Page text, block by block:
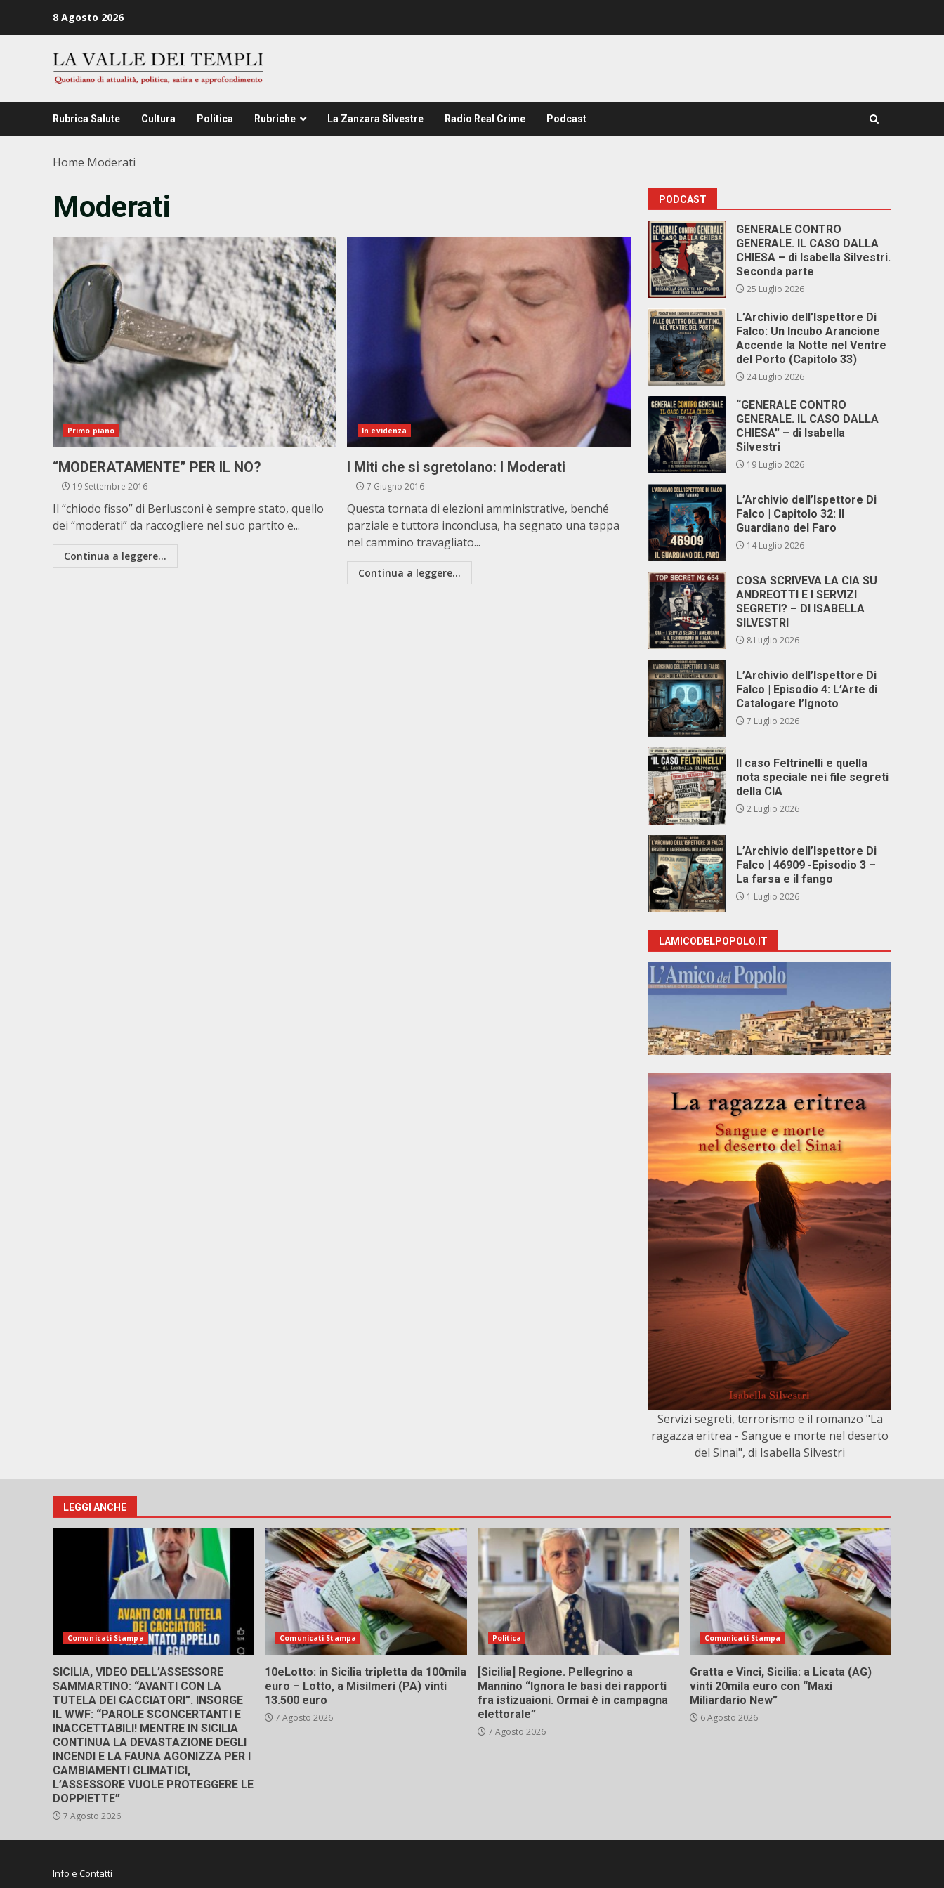
8 Agosto 2026
Rubrica Salute Cultura Politica Rubriche La Zanzara Silvestre Radio Real Crime Podcast
Home Moderati
Moderati
Primo piano
“MODERATAMENTE” PER IL NO?
19 Settembre 2016
Il “chiodo fisso” di Berlusconi è sempre stato, quello
dei “moderati” da raccogliere nel suo partito e...
Continua a leggere...
In evidenza
I Miti che si sgretolano: I Moderati
7 Giugno 2016
Questa tornata di elezioni amministrative, benché
parziale e tuttora inconclusa, ha segnato una tappa
nel cammino travagliato...
Continua a leggere...
PODCAST
GENERALE CONTRO
GENERALE. IL CASO DALLA
CHIESA – di Isabella Silvestri.
Seconda parte
25 Luglio 2026
L’Archivio dell’Ispettore Di
Falco: Un Incubo Arancione
Accende la Notte nel Ventre
del Porto (Capitolo 33)
24 Luglio 2026
“GENERALE CONTRO
GENERALE. IL CASO DALLA
CHIESA” – di Isabella
Silvestri
19 Luglio 2026
L’Archivio dell’Ispettore Di
Falco | Capitolo 32: Il
Guardiano del Faro
14 Luglio 2026
COSA SCRIVEVA LA CIA SU
ANDREOTTI E I SERVIZI
SEGRETI? – DI ISABELLA
SILVESTRI
8 Luglio 2026
L’Archivio dell’Ispettore Di
Falco | Episodio 4: L’Arte di
Catalogare l’Ignoto
7 Luglio 2026
Il caso Feltrinelli e quella
nota speciale nei file segreti
della CIA
2 Luglio 2026
L’Archivio dell’Ispettore Di
Falco | 46909 -Episodio 3 –
La farsa e il fango
1 Luglio 2026
LAMICODELPOPOLO.IT
Servizi segreti, terrorismo e il romanzo "La
ragazza eritrea - Sangue e morte nel deserto
del Sinai", di Isabella Silvestri
LEGGI ANCHE
Comunicati Stampa
SICILIA, VIDEO DELL’ASSESSORE
SAMMARTINO: “AVANTI CON LA
TUTELA DEI CACCIATORI”. INSORGE
IL WWF: “PAROLE SCONCERTANTI E
INACCETTABILI! MENTRE IN SICILIA
CONTINUA LA DEVASTAZIONE DEGLI
INCENDI E LA FAUNA AGONIZZA PER I
CAMBIAMENTI CLIMATICI,
L’ASSESSORE VUOLE PROTEGGERE LE
DOPPIETTE”
7 Agosto 2026
Comunicati Stampa
10eLotto: in Sicilia tripletta da 100mila
euro – Lotto, a Misilmeri (PA) vinti
13.500 euro
7 Agosto 2026
Politica
[Sicilia] Regione. Pellegrino a
Mannino “Ignora le basi dei rapporti
fra istizuaioni. Ormai è in campagna
elettorale”
7 Agosto 2026
Comunicati Stampa
Gratta e Vinci, Sicilia: a Licata (AG)
vinti 20mila euro con “Maxi
Miliardario New”
6 Agosto 2026
Info e Contatti